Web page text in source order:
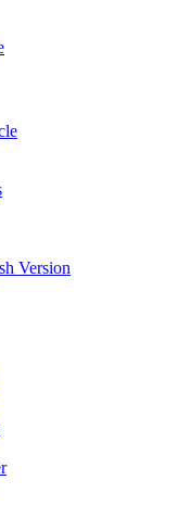
Version